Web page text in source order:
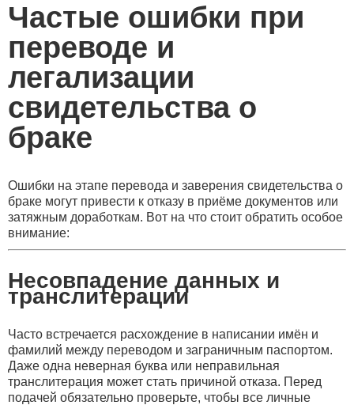
Частые ошибки при
переводе и
легализации
свидетельства о
браке
Ошибки на этапе перевода и заверения свидетельства о
браке могут привести к отказу в приёме документов или
затяжным доработкам. Вот на что стоит обратить особое
внимание:
Несовпадение данных и
транслитерации
Часто встречается расхождение в написании имён и
фамилий между переводом и заграничным паспортом.
Даже одна неверная буква или неправильная
транслитерация может стать причиной отказа. Перед
подачей обязательно проверьте, чтобы все личные